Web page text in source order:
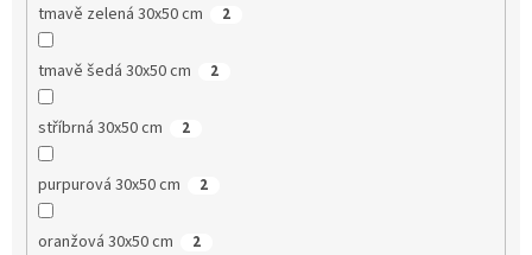
tmavě zelená 30x50 cm 2
tmavě šedá 30x50 cm 2
stříbrná 30x50 cm 2
purpurová 30x50 cm 2
oranžová 30x50 cm 2